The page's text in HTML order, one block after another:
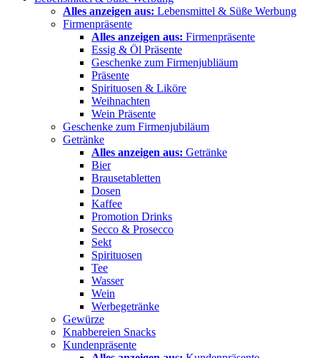
Alles anzeigen aus: Lebensmittel & Süße Werbung
Firmenpräsente
Alles anzeigen aus: Firmenpräsente
Essig & Öl Präsente
Geschenke zum Firmenjubliäum
Präsente
Spirituosen & Liköre
Weihnachten
Wein Präsente
Geschenke zum Firmenjubiläum
Getränke
Alles anzeigen aus: Getränke
Bier
Brausetabletten
Dosen
Kaffee
Promotion Drinks
Secco & Prosecco
Sekt
Spirituosen
Tee
Wasser
Wein
Werbegetränke
Gewürze
Knabbereien Snacks
Kundenpräsente